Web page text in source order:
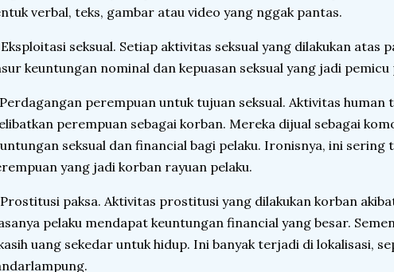
verbal, teks, gambar atau video yang nggak pantas.
seksual. Setiap aktivitas seksual yang dilakukan atas
keuntungan nominal dan kepuasan seksual yang jadi pemicu
perempuan untuk tujuan seksual. Aktivitas
perempuan sebagai korban. Mereka dijual sebagai
seksual dan financial bagi pelaku. Ironisnya, ini sering
yang jadi korban rayuan pelaku.
paksa. Aktivitas prostitusi yang dilakukan korban
pelaku mendapat keuntungan financial yang besar.
uang sekedar untuk hidup. Ini banyak terjadi di lokalisasi,